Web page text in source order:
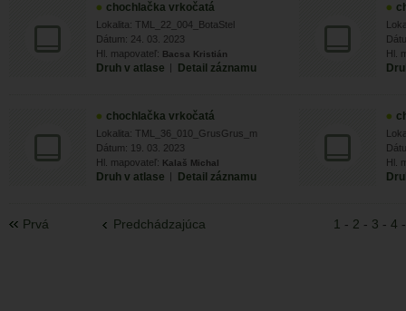
chochlačka vrkočatá
Lokalita: TML_22_004_BotaStel
Dátum: 24. 03. 2023
Hl. mapovateľ: Bacsa Kristián
Druh v atlase | Detail záznamu
Hl.
chochlačka vrkočatá
Lokalita: TML_36_010_GrusGrus_m
Dátum: 19. 03. 2023
Hl. mapovateľ: Kalaš Michal
Druh v atlase | Detail záznamu
Hl.
Prvá Predchádzajúca 1 - 2 - 3 - 4